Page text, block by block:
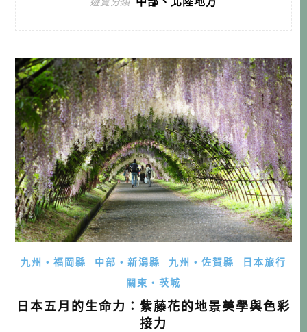
遊覽分類
九州・福岡縣 中部・新潟縣 九州・佐賀縣
日本旅行
關東・茨城
日本五月的生命力：紫藤花的地景美學與色彩
接力